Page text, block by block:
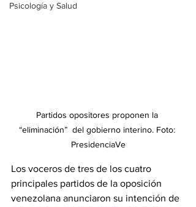
Psicología y Salud
Partidos opositores proponen la
“eliminación”  del gobierno interino. Foto:
PresidenciaVe
Los voceros de tres de los cuatro
principales partidos de la oposición
venezolana anunciaron su intención de